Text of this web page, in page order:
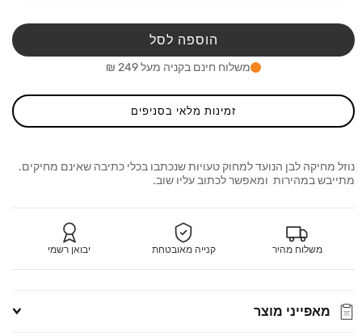
מ-נוזל
Ex
מ-
20
Ex
הוספה לסל
משלוח חינם בקניה מעל 249 ₪
זמינות מלאי בסניפים
נוזל מחיקה לבן הנועד למחוק טעויות שנכתבו בכלי כתיבה שאינם מחיקים.
מתייבש במהירות ומאפשר לכתוב עליו שוב.
משלוח מהיר קנייה מאובטחת יבואן רשמי
מאפייני מוצר